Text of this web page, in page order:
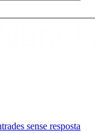
sense resposta